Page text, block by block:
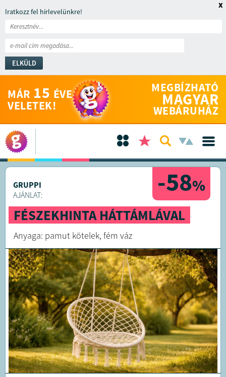
Iratkozz fel hírlevelünkre!
ELKÜLD
x
MÁR 15 ÉVE
VELETEK!
MEGBÍZHATÓ
MAGYAR
WEBÁRUHÁZ
-58%
GRUPPI
AJÁNLAT:
FÉSZEKHINTA HÁTTÁMLÁVAL
Anyaga: pamut kötelek, fém váz